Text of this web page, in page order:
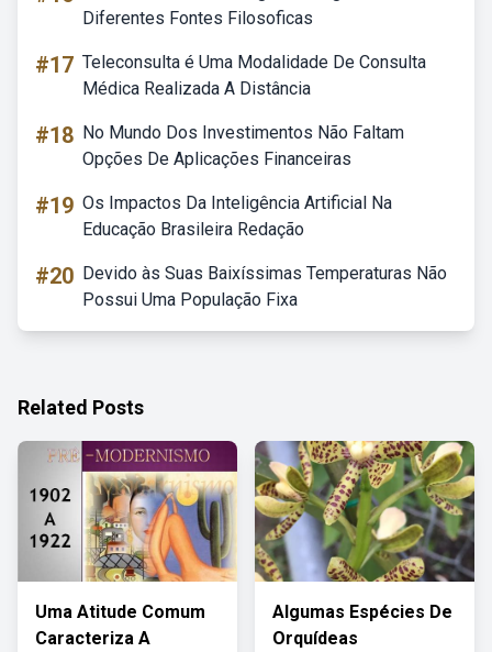
Diferentes Fontes Filosoficas
#17 Teleconsulta é Uma Modalidade De Consulta
Médica Realizada A Distância
#18 No Mundo Dos Investimentos Não Faltam
Opções De Aplicações Financeiras
#19 Os Impactos Da Inteligência Artificial Na
Educação Brasileira Redação
#20 Devido às Suas Baixíssimas Temperaturas Não
Possui Uma População Fixa
Related Posts
Uma Atitude Comum
Caracteriza A
Algumas Espécies De
Orquídeas